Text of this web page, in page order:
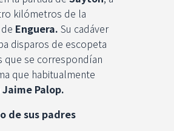
kilómetros de la
Enguera. Su cadáver
disparos de escopeta
que se correspondían
que habitualmente
Jaime Palop.
de sus padres